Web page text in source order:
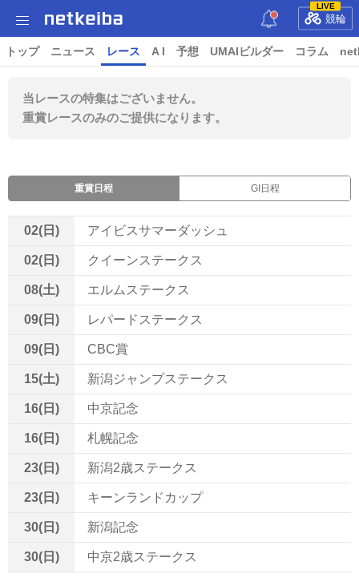
LIVE
競輪
トップ ニュース レース A I 予想 UMAIビルダー コラム
当レースの特集はございません。
重賞レースのみのご提供になります。
重賞日程 GI日程
02(日) アイビスサマーダッシュ
02(日) クイーンステークス
08(土) エルムステークス
09(日) レパードステークス
09(日) CBC賞
15(土) 新潟ジャンプステークス
16(日) 中京記念
16(日) 札幌記念
23(日) 新潟2歳ステークス
23(日) キーンランドカップ
30(日) 新潟記念
30(日) 中京2歳ステークス